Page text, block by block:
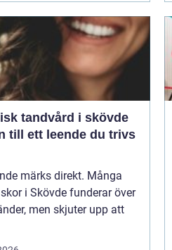
tandvård i skövde
till ett leende du trivs
märks direkt. Många
i Skövde funderar över
men skjuter upp att